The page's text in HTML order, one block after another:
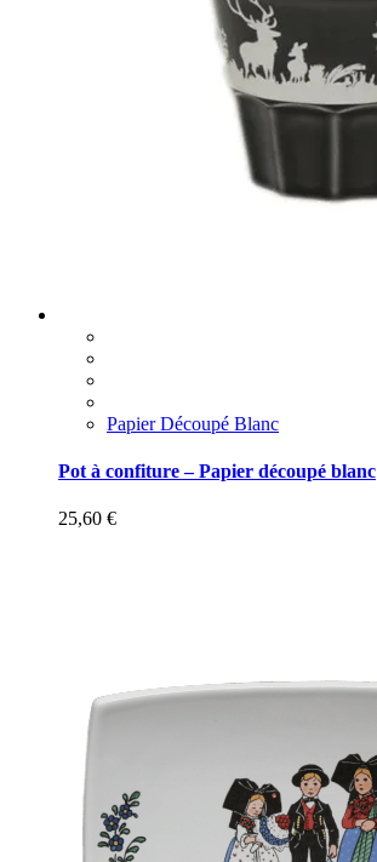
Papier Découpé Blanc
Pot à confiture – Papier découpé blanc
25,60 €